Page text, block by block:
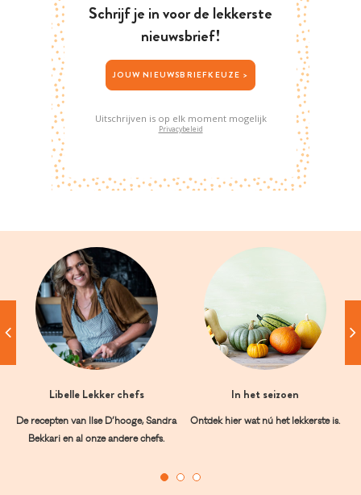
Schrijf je in voor de lekkerste
nieuwsbrief!
JOUW NIEUWSBRIEFKEUZE >
Uitschrijven is op elk moment mogelijk
Privacybeleid
Libelle Lekker chefs
De recepten van Ilse D’hooge, Sandra
Bekkari en al onze andere chefs.
In het seizoen
Ontdek hier wat nú het lekkerste is.